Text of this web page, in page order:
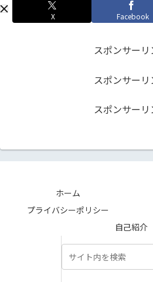
X Facebook
スポンサーリ
スポンサーリ
スポンサーリ
ホーム
プライバシーポリシー
自己紹介